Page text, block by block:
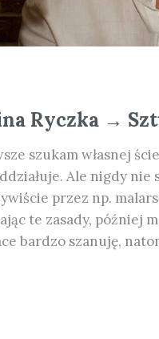
Ryczka →
szukam własnej
Ale nigdy nie
przez np.
te zasady, później
bardzo szanuję,